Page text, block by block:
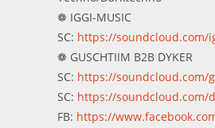
❁ IGGI-MUSIC
SC: https://soundcloud.com/
❁ GUSCHTIIM B2B DYKER
SC: https://soundcloud.com/
SC: https://soundcloud.com/
FB: https://